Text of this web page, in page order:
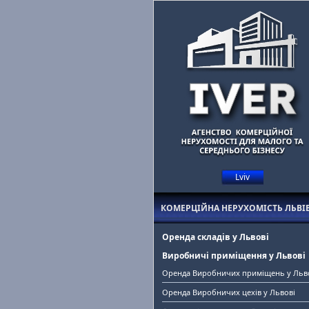
Lviv
КОМЕРЦІЙНА НЕРУХОМІСТЬ
Оренда складів у Львові
Виробничі приміщення у Львові
Оренда Виробничих приміщень у
Оренда Виробничих цехів у Львові
Допоможемо знайти